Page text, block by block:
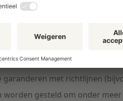
aan doelstellingen als zij
van bepaalde
gelegd door de
met richtlijnen
worden gesteld om onder